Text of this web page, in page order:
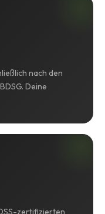
nach den
Deine
zertifizierten